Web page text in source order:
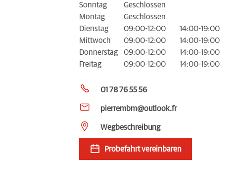
Sonntag
Geschlossen
Montag
Geschlossen
Dienstag
09:00-12:00
14:00-19:00
Mittwoch
09:00-12:00
14:00-19:00
Donnerstag
09:00-12:00
14:00-19:00
Freitag
09:00-12:00 14:00-19:00
01 78 76 55 56
pierrembm@outlook.fr
Wegbeschreibung
Probefahrt vereinbaren